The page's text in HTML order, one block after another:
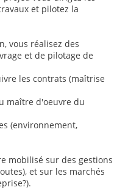
et pilotez la
vous réalisez des
et de pilotage de
les contrats (maîtrise
maître d'oeuvre du
(environnement,
mobilisé sur des gestions
et sur les marchés